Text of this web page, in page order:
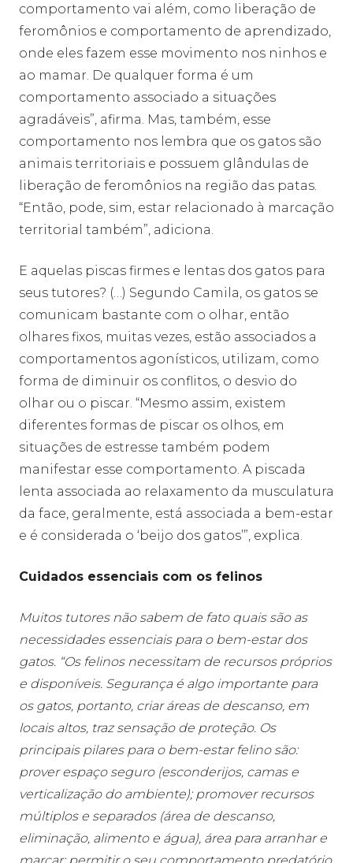
comportamento vai além, como liberação de
feromônios e comportamento de aprendizado,
onde eles fazem esse movimento nos ninhos e
ao mamar. De qualquer forma é um
comportamento associado a situações
agradáveis”, afirma. Mas, também, esse
comportamento nos lembra que os gatos são
animais territoriais e possuem glândulas de
liberação de feromônios na região das patas.
“Então, pode, sim, estar relacionado à marcação
territorial também”, adiciona.
E aquelas piscas firmes e lentas dos gatos para
seus tutores? (…) Segundo Camila, os gatos se
comunicam bastante com o olhar, então
olhares fixos, muitas vezes, estão associados a
comportamentos agonísticos, utilizam, como
forma de diminuir os conflitos, o desvio do
olhar ou o piscar. “Mesmo assim, existem
diferentes formas de piscar os olhos, em
situações de estresse também podem
manifestar esse comportamento. A piscada
lenta associada ao relaxamento da musculatura
da face, geralmente, está associada a bem-estar
e é considerada o ‘beijo dos gatos’”, explica.
Cuidados essenciais com os felinos
Muitos tutores não sabem de fato quais são as
necessidades essenciais para o bem-estar dos
gatos. “Os felinos necessitam de recursos próprios
e disponíveis. Segurança é algo importante para
os gatos, portanto, criar áreas de descanso, em
locais altos, traz sensação de proteção. Os
principais pilares para o bem-estar felino são:
prover espaço seguro (esconderijos, camas e
verticalização do ambiente); promover recursos
múltiplos e separados (área de descanso,
eliminação, alimento e água), área para arranhar e
marcar; permitir o seu comportamento predatório